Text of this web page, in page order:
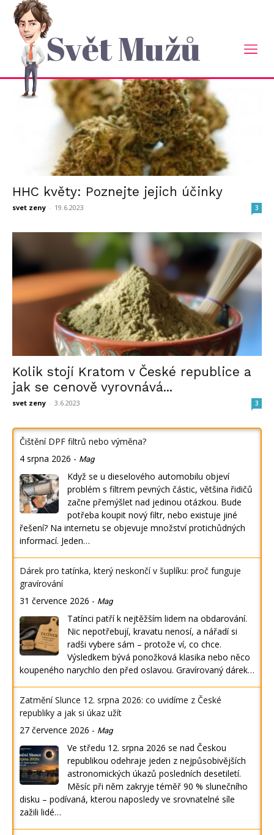
Svět Mužů
Domů 2023
Měsíční Archiv: Červen 2023
HHC květy: Poznejte jejich účinky
svet zeny - 19.6.2023 3
Kolik stojí Kratom v České republice a
jak se cenově vyrovnává...
svet zeny - 3.6.2023 3
Čištění DPF filtrů nebo výměna?
4 srpna 2026 - Mag
Když se u dieselového automobilu objeví
problém s filtrem pevných částic, většina řidičů
začne přemýšlet nad jedinou otázkou. Bude
potřeba koupit nový filtr, nebo existuje jiné
řešení? Na internetu se objevuje množství protichůdných
informací. Jeden…
Dárek pro tatínka, který neskončí v šuplíku: proč funguje
gravírování
31 července 2026 - Mag
Tatínci patří k nejtěžším lidem na obdarování.
Nic nepotřebují, kravatu nenosí, a nářadí si
radši vybere sám – protože ví, co chce.
Výsledkem bývá ponožková klasika nebo něco
koupeného narychlo den před oslavou. Gravírovaný dárek…
Zatmění Slunce 12. srpna 2026: co uvidíme z České
republiky a jak si úkaz užít
27 července 2026 - Mag
Ve středu 12. srpna 2026 se nad Českou
republikou odehraje jeden z nejpůsobivějších
astronomických úkazů posledních desetiletí.
Měsíc při něm zakryje téměř 90 % slunečního
disku – podívaná, kterou naposledy ve srovnatelné síle
zažili lidé…